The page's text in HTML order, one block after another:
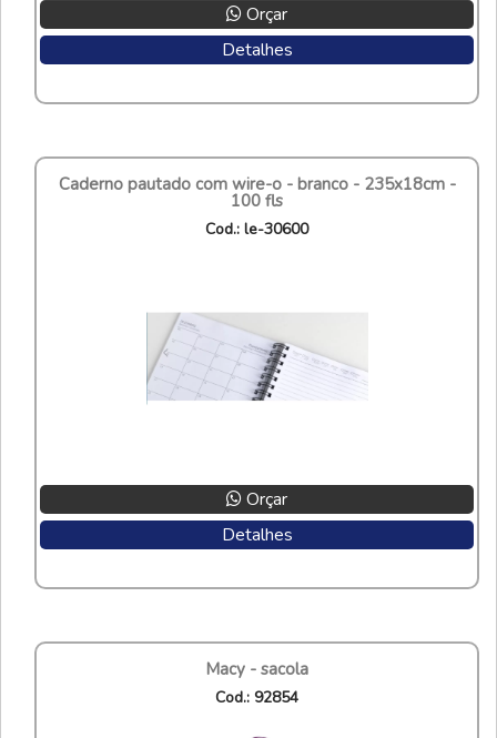
Orçar
Detalhes
caderno pautado com wire-o - branco - 235x18cm -
100 fls
cod.: le-30600
Orçar
Detalhes
macy - sacola
cod.: 92854